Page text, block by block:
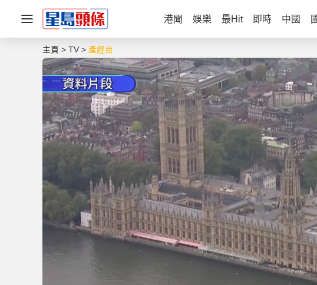
港聞 娛樂 最Hit 即時 中國
主頁 TV 產經台